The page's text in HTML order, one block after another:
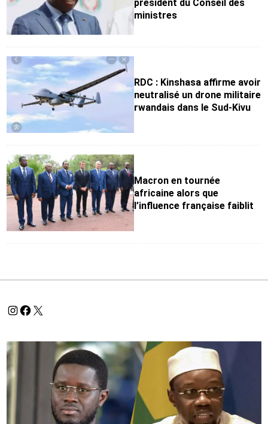
président du Conseil des
ministres
RDC : Kinshasa affirme avoir
neutralisé un drone militaire
rwandais dans le Sud-Kivu
Macron en tournée
africaine alors que
l’influence française faiblit